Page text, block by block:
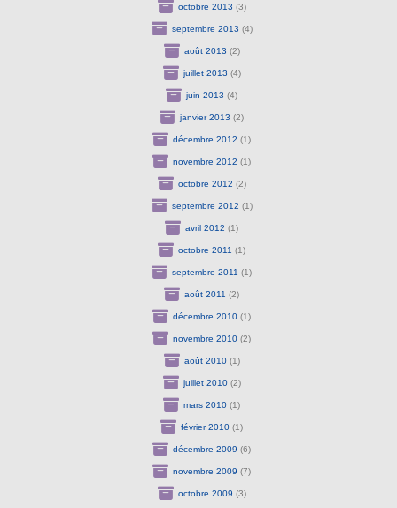
octobre 2013 (3)
septembre 2013 (4)
août 2013 (2)
juillet 2013 (4)
juin 2013 (4)
janvier 2013 (2)
décembre 2012 (1)
novembre 2012 (1)
octobre 2012 (2)
septembre 2012 (1)
avril 2012 (1)
octobre 2011 (1)
septembre 2011 (1)
août 2011 (2)
décembre 2010 (1)
novembre 2010 (2)
août 2010(1)
juillet 2010(2)
mars 2010 (1)
février 2010 (1)
décembre 2009 (6)
novembre 2009 (7)
octobre 2009 (3)